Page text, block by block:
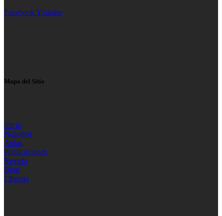
FacebookYoutube
Mapa del Sitio
Inicio
Nosotros
Aulas
Publicaciones
Revista
Blog
Librería